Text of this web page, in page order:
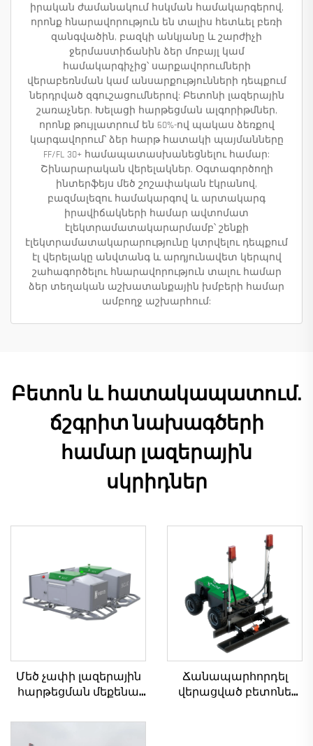
իրական ժամանակում հսկման համակարգերով,
որոնք հնարավորություն են տալիս հետևել բեռի
զանգվածին, բազկի անկյանը և շարժիչի
ջերմաստիճանին ձեր մոբայլ կամ
համակարգիչից՝ սարքավորումների
վերաբեռնման կամ անսարքությունների դեպքում
ներդրված զգուշացումներով: Բետոնի լազերային
շառաչներ. Խելացի հարթեցման ալգորիթմներ,
որոնք թույլատրում են 60%-ով պակաս ձեռքով
կարգավորում՝ ձեր հարթ հատակի պայմանները
FF/FL 30+ համապատասխանեցնելու համար:
Շինարարական վերելակներ. Օգտագործողի
ինտերֆեյս մեծ շոշափական էկրանով,
բազմալեզու համակարգով և արտակարգ
իրավիճակների համար ավտոմատ
էլեկտրամատակարարմամբ՝ շենքի
էլեկտրամատակարարությունը կտրվելու դեպքում
էլ վերելակը անվտանգ և արդյունավետ կերպով
շահագործելու հնարավորություն տալու համար
ձեր տեղական աշխատանքային խմբերի համար
ամբողջ աշխարհում:
Բետոն և հատակապատում.
ճշգրիտ նախագծերի
համար լազերային
սկրիդներ
Մեծ չափի լազերային
հարթեցման մեքենա
համար Շարժիչ
Ճանապարհորդել
վերացված բետոնե